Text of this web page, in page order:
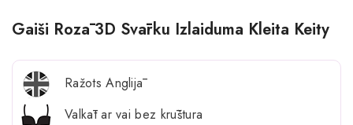
Gaiši Rozā 3D Svārku Izlaiduma Kleita Keity
Ražots Anglijā
Valkāt ar vai bez krūštura